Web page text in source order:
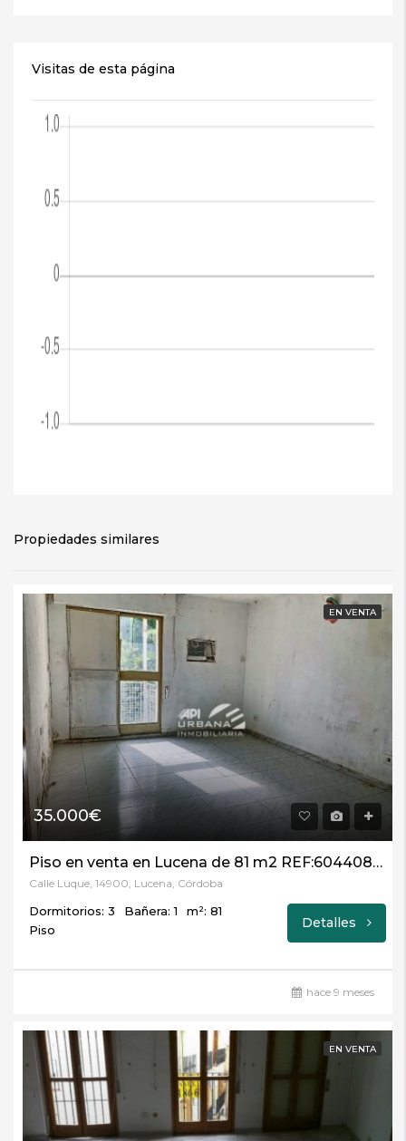
Visitas de esta página
Propiedades similares
EN VENTA
35.000€
Piso en venta en Lucena de 81 m2 REF:60440821
Calle Luque, 14900, Lucena, Córdoba
Dormitorios: 3 Bañera: 1
m²: 81
Piso
Detalles
hace 9 meses
EN VENTA